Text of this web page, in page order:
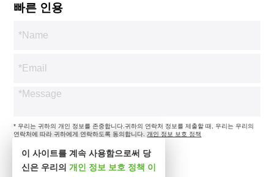
빠른 인용
* 우리는 귀하의 개인 정보를 존중합니다.귀하의 연락처 정보를 제출할 때, 우리는 우리의
연락처에 따라 귀하에게 연락하도록 동의합니다. 개인 정보 보호 정책
이 사이트를 계속 사용함으로써 당
신은 우리의 개인 정보 보호 정책 이